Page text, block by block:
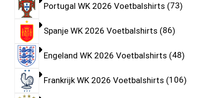
Portugal WK 2026 Voetbalshirts 73
Spanje WK 2026 Voetbalshirts 86
Engeland WK 2026 Voetbalshirts 48
Frankrijk WK 2026 Voetbalshirts 106